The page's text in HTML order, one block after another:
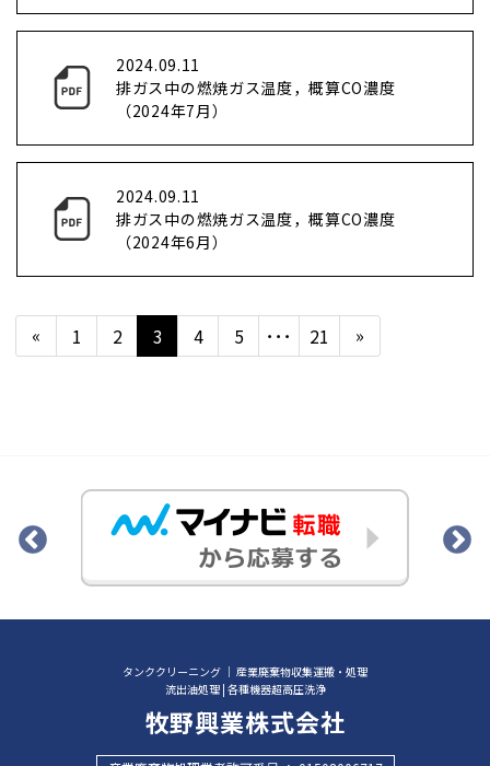
2024.09.11
排ガス中の燃焼ガス温度，概算CO濃度
（2024年7月）
2024.09.11
排ガス中の燃焼ガス温度，概算CO濃度
（2024年6月）
« 1 2 3 4 5 ･･･ 21 »
タンククリーニング ｜ 産業廃棄物収集運搬・処理
流出油処理 | 各種機器超高圧洗浄
牧野興業株式会社